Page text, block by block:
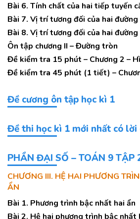
Bài 6. Tính chất của hai tiếp tuyến
Bài 7. Vị trí tương đối của hai
Bài 8. Vị trí tương đối của hai
Ôn tập chương II – Đường tròn
Đề kiểm tra 15 phút – Chương 2 –
Đề kiểm tra 45 phút (1 tiết) –
Đề cương ôn tập học kì 1
Đề thi học kì 1 mới nhất có lời
PHẦN ĐẠI SỐ – TOÁN 9 TẬP
CHƯƠNG III. HỆ HAI PHƯƠNG
ẨN
Bài 1. Phương trình bậc nhất hai ẩn
Bài 2. Hệ hai phương trình bậc nhất